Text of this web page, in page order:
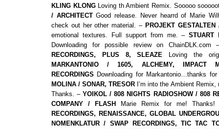
KLING KLONGLoving th Ambient Remix. Sooooo
/ ARCHITECTGood release. Never hearrd of Marie
check out her other material. – PROJEKT
emotional textures. Full support from me. –STUART
Downloading for possible review on
RECORDINGS, PLUS 8, SLEAZE Loving the
MARKANTONIO / 1605, ALCHEMY, IMPACT
RECORDINGS Downloading for Markantonio…thanks
MOLINA / SONAR, TRESOR I’m into the Ambient
Thanks. –YOIKOL / 808 NIGHTS RADIOSHOW / 808
COMPANY / FLASH
Marie Remix for me!
RECORDINGS, RENAISSANCE, GLOBAL
NOMENKLATUR / SWAP RECORDINGS, TIC TAC